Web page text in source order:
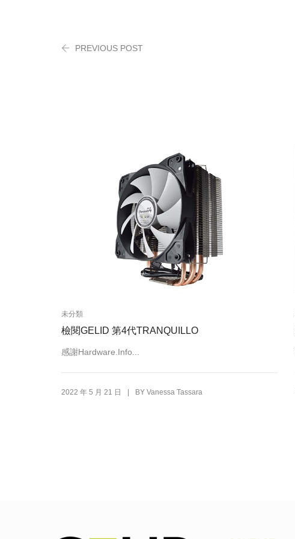
PREVIOUS POST
未分類
檢閱GELID 第4代TRANQUILLO
感謝Hardware.Info...
2022 年 5 月 21 日 | BY Vanessa Tassara